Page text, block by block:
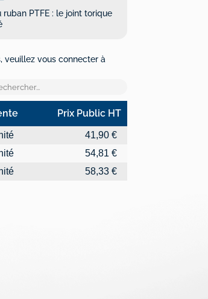
ruban PTFE : le joint torique
veuillez vous connecter à
Prix Public HT
Prix Public HT
41,90 €
54,81 €
58,33 €